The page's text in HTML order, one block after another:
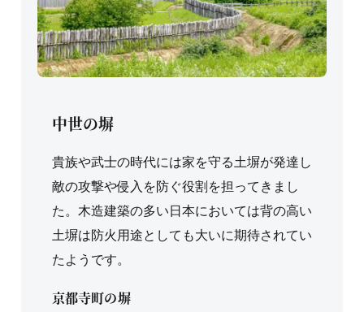
中世の塀
貴族や武士の時代には家を守る土塀が発達し
敵の攻撃や侵入を防ぐ役割を担ってきまし
た。木造建築の多い日本においては背の高い
土塀は防火用途としても大いに期待されてい
たようです。
京都寺町の塀